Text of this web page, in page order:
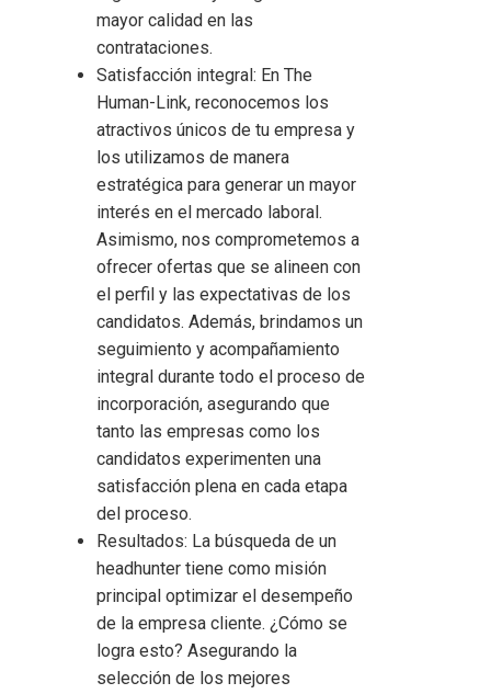
mayor calidad en las
contrataciones.
Satisfacción integral: En The
Human-Link, reconocemos los
atractivos únicos de tu empresa y
los utilizamos de manera
estratégica para generar un mayor
interés en el mercado laboral.
Asimismo, nos comprometemos a
ofrecer ofertas que se alineen con
el perfil y las expectativas de los
candidatos. Además, brindamos un
seguimiento y acompañamiento
integral durante todo el proceso de
incorporación, asegurando que
tanto las empresas como los
candidatos experimenten una
satisfacción plena en cada etapa
del proceso.
Resultados: La búsqueda de un
headhunter tiene como misión
principal optimizar el desempeño
de la empresa cliente. ¿Cómo se
logra esto? Asegurando la
selección de los mejores